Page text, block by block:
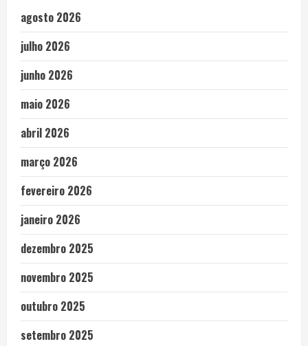
agosto 2026
julho 2026
junho 2026
maio 2026
abril 2026
março 2026
fevereiro 2026
janeiro 2026
dezembro 2025
novembro 2025
outubro 2025
setembro 2025